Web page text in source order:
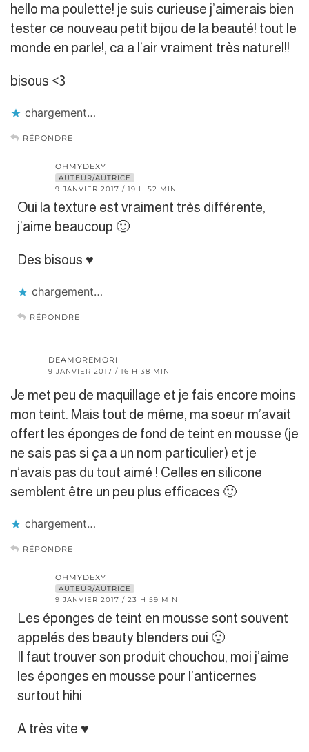
hello ma poulette! je suis curieuse j’aimerais bien
tester ce nouveau petit bijou de la beauté! tout le
monde en parle!, ca a l’air vraiment très naturel!!
bisous <3
chargement…
RÉPONDRE
OHMYDEXY
AUTEUR/AUTRICE
9 JANVIER 2017 / 19 H 52 MIN
Oui la texture est vraiment très différente,
j’aime beaucoup 🙂
Des bisous ♥︎
chargement…
RÉPONDRE
DEAMOREMORI
9 JANVIER 2017 / 16 H 38 MIN
Je met peu de maquillage et je fais encore moins
mon teint. Mais tout de même, ma soeur m’avait
offert les éponges de fond de teint en mousse (je
ne sais pas si ça a un nom particulier) et je
n’avais pas du tout aimé ! Celles en silicone
semblent être un peu plus efficaces 🙂
chargement…
RÉPONDRE
OHMYDEXY
AUTEUR/AUTRICE
9 JANVIER 2017 / 23 H 59 MIN
Les éponges de teint en mousse sont souvent
appelés des beauty blenders oui 🙂
Il faut trouver son produit chouchou, moi j’aime
les éponges en mousse pour l’anticernes
surtout hihi
A très vite ♥︎